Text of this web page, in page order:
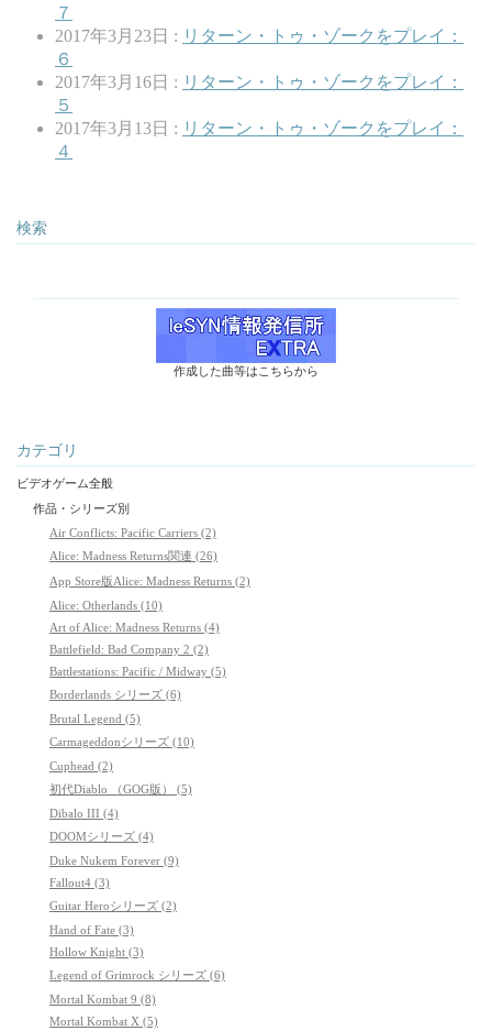
７
2017年3月23日 : リターン・トゥ・ゾークをプレイ：
６
2017年3月16日 : リターン・トゥ・ゾークをプレイ：
５
2017年3月13日 : リターン・トゥ・ゾークをプレイ：
４
検索
作成した曲等はこちらから
カテゴリ
ビデオゲーム全般
作品・シリーズ別
Air Conflicts: Pacific Carriers (2)
Alice: Madness Returns関連 (26)
App Store版Alice: Madness Returns (2)
Alice: Otherlands (10)
Art of Alice: Madness Returns (4)
Battlefield: Bad Company 2 (2)
Battlestations: Pacific / Midway (5)
Borderlands シリーズ (6)
Brutal Legend (5)
Carmageddonシリーズ (10)
Cuphead (2)
初代Diablo （GOG版） (5)
Dibalo III (4)
DOOMシリーズ (4)
Duke Nukem Forever (9)
Fallout4 (3)
Guitar Heroシリーズ (2)
Hand of Fate (3)
Hollow Knight (3)
Legend of Grimrock シリーズ (6)
Mortal Kombat 9 (8)
Mortal Kombat X (5)